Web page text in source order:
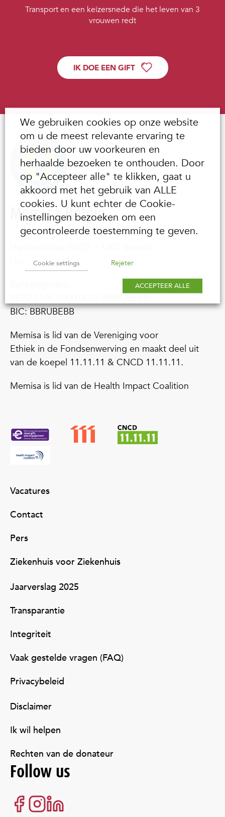
Transport en een keizersnede die het leven van 3
vrouwen redt
IK DOE EEN GIFT
Memisa België
Neem contact op
BIC: BBRUBEBB
Memisa is lid van de Vereniging voor
Ethiek in de Fondsenwerving en maakt deel uit
van de koepel 11.11.11 & CNCD 11.11.11.
Memisa is lid van de Health Impact Coalition
Vacatures
Contact
Pers
Ziekenhuis voor Ziekenhuis
Jaarverslag 2025
Transparantie
Integriteit
Vaak gestelde vragen (FAQ)
Privacybeleid
Disclaimer
Ik wil helpen
Rechten van de donateur
Follow us
We gebruiken cookies op onze website
om u de meest relevante ervaring te
bieden door uw voorkeuren en
herhaalde bezoeken te onthouden. Door
op "Accepteer alle" te klikken, gaat u
akkoord met het gebruik van ALLE
cookies. U kunt echter de Cookie-
instellingen bezoeken om een
gecontroleerde toestemming te geven.
Cookie settings Rejeter
ACCEPTEER ALLE